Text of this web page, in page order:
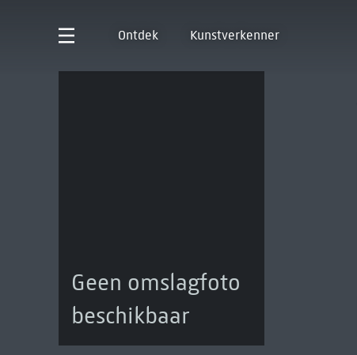
Ontdek Kunstverkenner
Geen omslagfoto
beschikbaar